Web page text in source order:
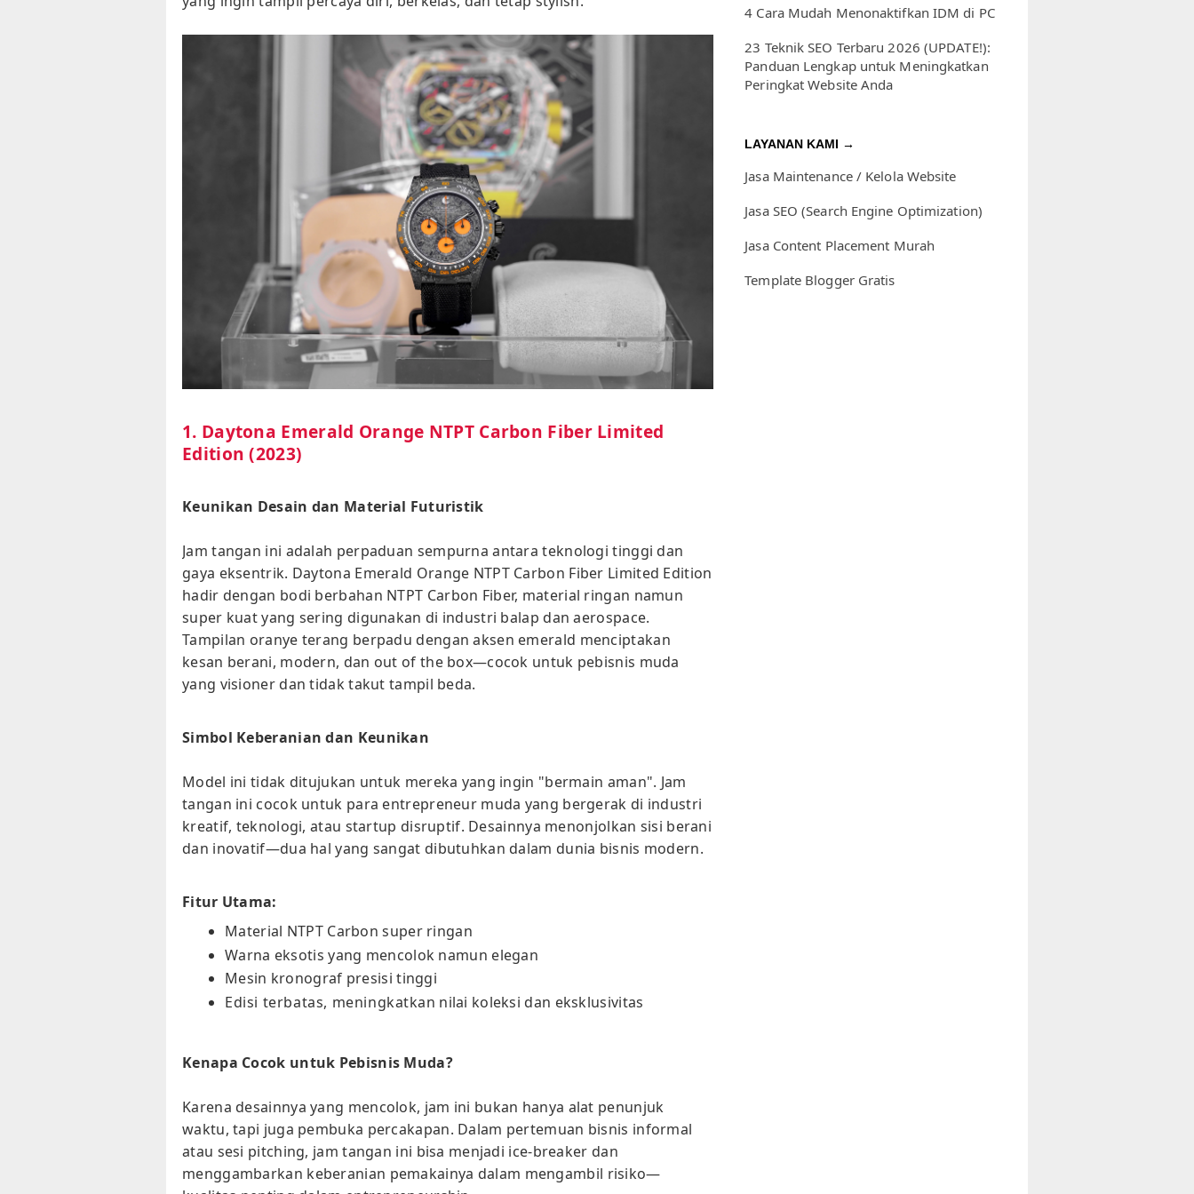
1. Daytona Emerald Orange NTPT Carbon Fiber Limited
Edition (2023)
Keunikan Desain dan Material Futuristik
Jam tangan ini adalah perpaduan sempurna antara teknologi tinggi dan
gaya eksentrik. Daytona Emerald Orange NTPT Carbon Fiber Limited Edition
hadir dengan bodi berbahan NTPT Carbon Fiber, material ringan namun
super kuat yang sering digunakan di industri balap dan aerospace.
Tampilan oranye terang berpadu dengan aksen emerald menciptakan
kesan berani, modern, dan out of the box—cocok untuk pebisnis muda
yang visioner dan tidak takut tampil beda.
Simbol Keberanian dan Keunikan
Model ini tidak ditujukan untuk mereka yang ingin "bermain aman". Jam
tangan ini cocok untuk para entrepreneur muda yang bergerak di industri
kreatif, teknologi, atau startup disruptif. Desainnya menonjolkan sisi berani
dan inovatif—dua hal yang sangat dibutuhkan dalam dunia bisnis modern.
Fitur Utama:
Material NTPT Carbon super ringan
Warna eksotis yang mencolok namun elegan
Mesin kronograf presisi tinggi
Edisi terbatas, meningkatkan nilai koleksi dan eksklusivitas
Kenapa Cocok untuk Pebisnis Muda?
Karena desainnya yang mencolok, jam ini bukan hanya alat penunjuk
waktu, tapi juga pembuka percakapan. Dalam pertemuan bisnis informal
atau sesi pitching, jam tangan ini bisa menjadi ice-breaker dan
menggambarkan keberanian pemakainya dalam mengambil risiko—
4 Cara Mudah Menonaktifkan IDM di PC
23 Teknik SEO Terbaru 2026 (UPDATE!):
Panduan Lengkap untuk Meningkatkan
Peringkat Website Anda
LAYANAN KAMI →
Jasa Maintenance / Kelola Website
Jasa SEO (Search Engine Optimization)
Jasa Content Placement Murah
Template Blogger Gratis